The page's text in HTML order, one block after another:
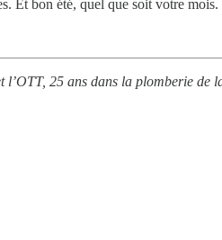
Et bon été, quel que soit votre mois.
25 ans dans la plomberie